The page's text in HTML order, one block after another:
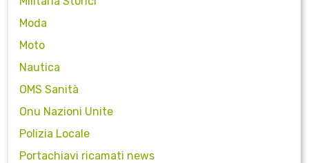
Moda
Moto
Nautica
OMS Sanità
Onu Nazioni Unite
Polizia Locale
Portachiavi ricamati news